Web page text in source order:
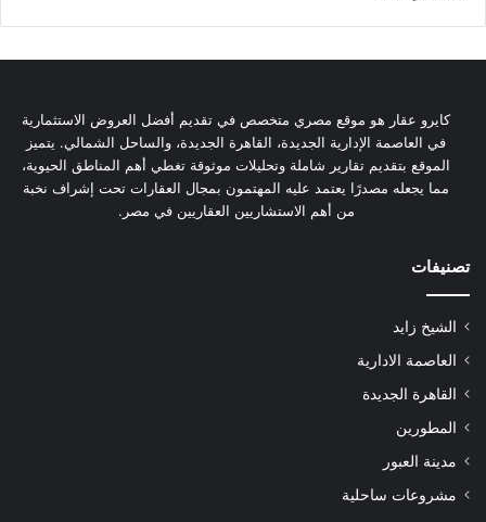
كايرو عقار هو موقع مصري متخصص في تقديم أفضل العروض الاستثمارية
في العاصمة الإدارية الجديدة، القاهرة الجديدة، والساحل الشمالي. يتميز
الموقع بتقديم تقارير شاملة وتحليلات موثوقة تغطي أهم المناطق الحيوية،
مما يجعله مصدرًا يعتمد عليه المهتمون بمجال العقارات تحت إشراف نخبة
من أهم الاستشاريين العقاريين في مصر.
تصنيفات
الشيخ زايد
العاصمة الادارية
القاهرة الجديدة
المطورين
مدينة العبور
مشروعات ساحلية